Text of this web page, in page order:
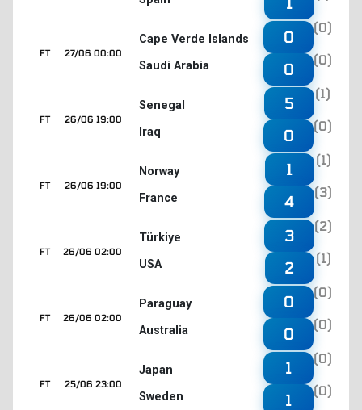
27/06 00:00
FT
Cape Verde Islands
Saudi Arabia
0
(0)
0
(0)
26/06 19:00
FT
Senegal
Iraq
5
(1)
0
(0)
26/06 19:00
FT
Norway
France
1
(1)
4
(3)
26/06 02:00
FT
Türkiye
USA
3
(2)
2
(1)
26/06 02:00
FT
Paraguay
Australia
0
(0)
0
(0)
25/06 23:00
FT
Japan
Sweden
1
(0)
1
(0)